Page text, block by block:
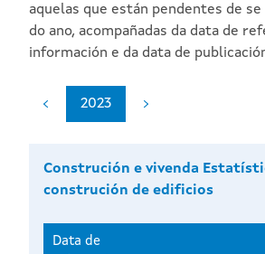
aquelas que están pendentes de
do ano, acompañadas da data de
información e da data de
2023
Construción e vivenda
construción de edificios
Data de